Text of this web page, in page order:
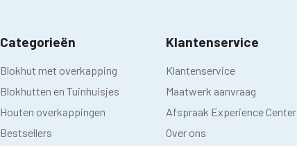
Categorieën
Blokhut met overkapping
Blokhutten en Tuinhuisjes
Houten overkappingen
Bestsellers
Klantenservice
Klantenservice
Maatwerk aanvraag
Afspraak Experience Center
Over ons